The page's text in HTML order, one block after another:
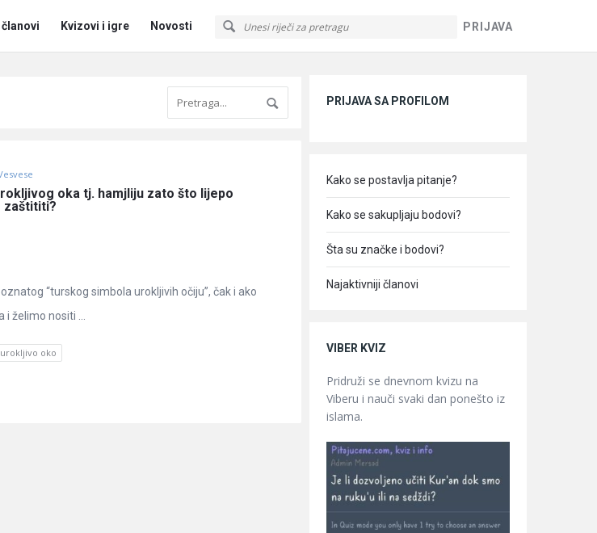
PRIJAVA
Kvizovi i igre Novosti
oka tj. hamjliju zato što lijepo
zaštititi?
“turskog simbola urokljivih očiju”, čak i ako
želimo nositi ...
urokljivo oko
PRIJAVA SA PROFILOM
Kako se postavlja pitanje?
Kako se sakupljaju bodovi?
Šta su značke i bodovi?
Najaktivniji članovi
VIBER KVIZ
Pridruži se dnevnom kvizu na
Viberu i nauči svaki dan ponešto iz
islama.